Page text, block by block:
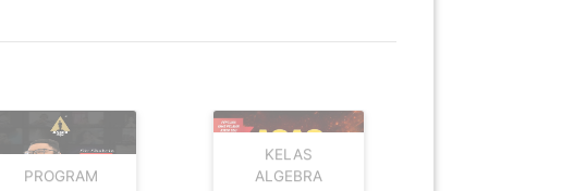
PROGRAM
KELAS
ALGEBRA